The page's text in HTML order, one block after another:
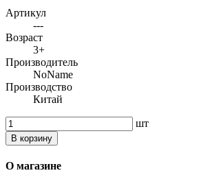
Артикул
---
Возраст
3+
Производитель
NoName
Производство
Китай
шт
В корзину
О магазине